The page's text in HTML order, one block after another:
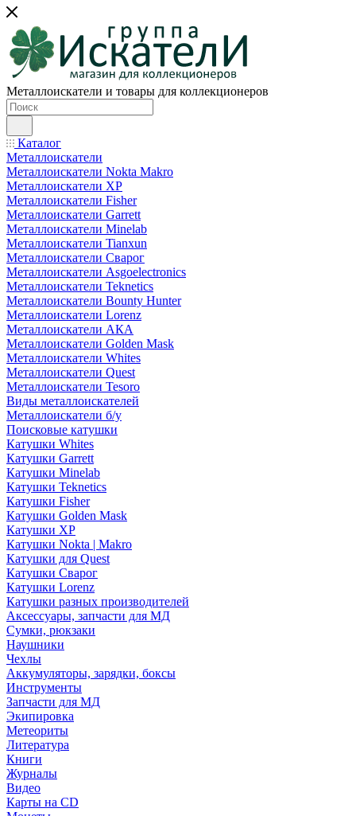
Металлоискатели и товары для коллекционеров
Каталог
Металлоискатели
Металлоискатели Nokta Makro
Металлоискатели XP
Металлоискатели Fisher
Металлоискатели Garrett
Металлоискатели Minelab
Металлоискатели Tianxun
Металлоискатели Сварог
Металлоискатели Asgoelectronics
Металлоискатели Teknetics
Металлоискатели Bounty Hunter
Металлоискатели Lorenz
Металлоискатели АКА
Металлоискатели Golden Mask
Металлоискатели Whites
Металлоискатели Quest
Металлоискатели Tesoro
Виды металлоискателей
Металлоискатели б/у
Поисковые катушки
Катушки Whites
Катушки Garrett
Катушки Minelab
Катушки Teknetics
Катушки Fisher
Катушки Golden Mask
Катушки XP
Катушки Nokta | Makro
Катушки для Quest
Катушки Сварог
Катушки Lorenz
Катушки разных производителей
Аксессуары, запчасти для МД
Сумки, рюкзаки
Наушники
Чехлы
Аккумуляторы, зарядки, боксы
Инструменты
Запчасти для МД
Экипировка
Метеориты
Литература
Книги
Журналы
Видео
Карты на CD